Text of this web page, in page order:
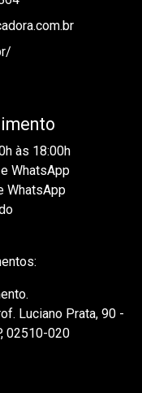
às 18:00h
WhatsApp
WhatsApp
Luciano Prata, 90 -
02510-020